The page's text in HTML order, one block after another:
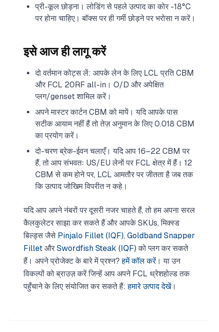
प्री-कूल छोड़ना। लोडिंग से पहले उत्पाद का कोर -18°C
पर होना चाहिए। बॉक्स पर ही गर्मी छोड़ने पर भरोसा न करें।
इसे आज ही लागू करें
दो वर्तमान कोट्स लें: आपके लेन के लिए LCL प्रति CBM
और FCL 20RF all-in। O/D और अपेक्षित
प्लग/genset शामिल करें।
अपने मास्टर कार्टन CBM को मापें। यदि आपके पास
सटीक आयाम नहीं हैं तो तेज़ अनुमान के लिए 0.018 CBM
का प्रयोग करें।
दो-चरण ब्रेक-ईवन चलाएँ। यदि आप 16–22 CBM पर
हैं, तो आप संभवतः US/EU लेनों पर FCL क्षेत्र में हैं। 12
CBM से कम होने पर, LCL आमतौर पर जीतता है जब तक
कि उत्पाद जोखिम विपरीत न कहे।
यदि आप अपने नंबरों पर दूसरी नजर चाहते हैं, तो हम अपना सरल
कैलकुलेटर साझा कर सकते हैं और आपके SKUs, मिक्स्ड
बिल्ड्स जैसे Pinjalo Fillet (IQF), Goldband Snapper
Fillet और Swordfish Steak (IQF) को प्लग कर सकते
हैं। अपने प्रोजेक्ट के बारे में प्रश्न?हमें कॉल करें। या उन
विकल्पों को ब्राउज़ करें जिन्हें आप अपने FCL थ्रेशहोल्ड तक
पहुँचाने के लिए संयोजित कर सकते हैं:हमारे उत्पाद देखें।